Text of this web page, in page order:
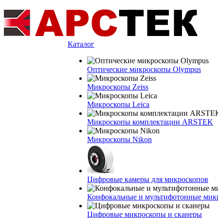
Каталог
Оптические микроскопы Olympus
Микроскопы Zeiss
Микроскопы Leica
Микроскопы комплектации ARSTEK
Микроскопы Nikon
Цифровые камеры для микроскопов
Конфокальные и мультифотонные
Цифровые микроскопы и сканеры